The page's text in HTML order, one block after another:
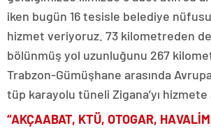
iken bugün 16 tesisle belediye
hizmet veriyoruz. 73 kilometreden
bölünmüş yol uzunluğunu 267
Trabzon-Gümüşhane arasında
tüp karayolu tüneli Zigana’yı hizmete
“AKÇAABAT, KTÜ, OTOGAR,